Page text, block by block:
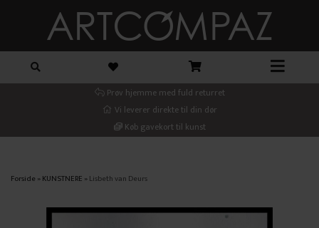
Prøv hjemme med fuld returret
Vi leverer direkte til din dør
Køb gavekort til kunst
Forside »KUNSTNERE »Lisbeth van Deurs